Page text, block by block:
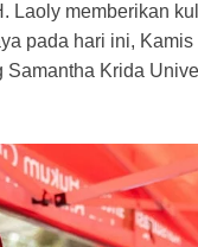
Laoly memberikan
pada hari ini,
Krida